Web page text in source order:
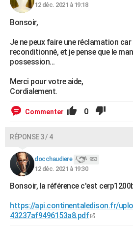
12 déc. 2021 à 19:18
Bonsoir,
Je ne peux faire une réclamation
reconditionné, et je pense que le
possession...
Merci pour votre aide,
Cordialement.
Commenter 0
RÉPONSE 3 / 4
docchaudiere 953
12 déc. 2021 à 19:30
Bonsoir, la référence c'est
https://api.continentaledison.fr/
43237af9496153a8.pdf